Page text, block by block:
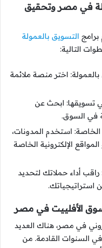
في مصر وتحقيق
برامج التسويق بالعمولة
التالية:
اختر منصة ملائمة
تسويقها: ابحث عن
في السوق.
الخاصة: استخدم المدونات،
الإلكترونية الخاصة
راقب أداء حملاتك لتحديد
استراتيجياتك.
الأفلييت في مصر
في مصر، هناك العديد
في السنوات القادمة. من